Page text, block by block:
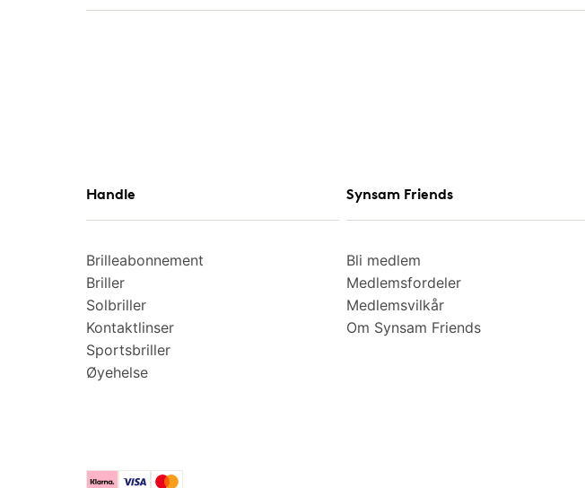
Handle
Brilleabonnement
Briller
Solbriller
Kontaktlinser
Sportsbriller
Øyehelse
Synsam Friends
Bli medlem
Medlemsfordeler
Medlemsvilkår
Om Synsam Friends
KlarnaVisa Mastercard